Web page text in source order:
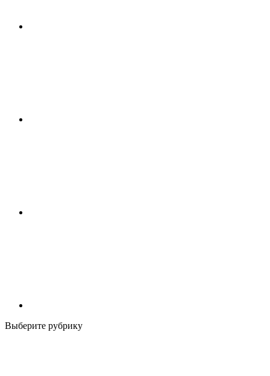
Выберите рубрику